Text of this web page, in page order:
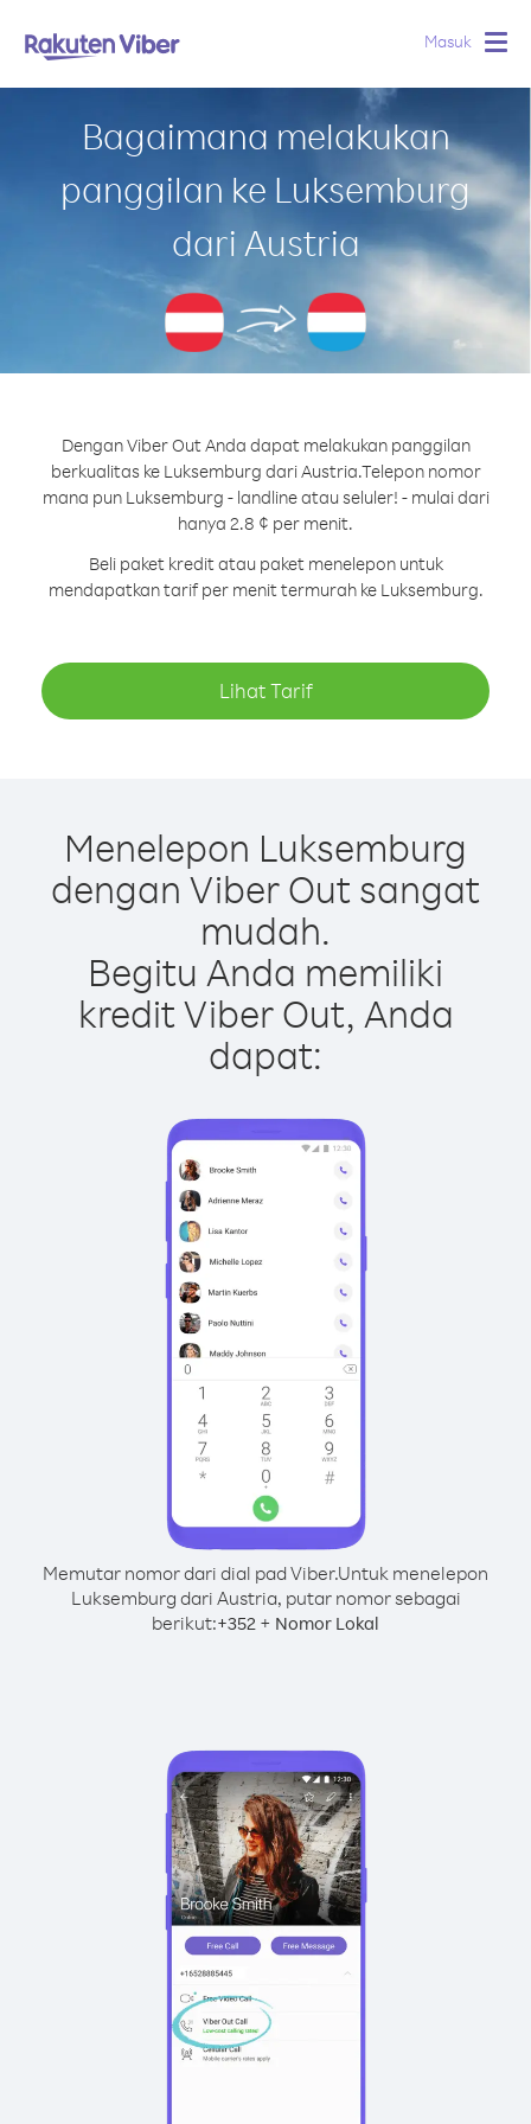
Masuk
Bagaimana melakukan
panggilan ke Luksemburg
dari Austria
Dengan Viber Out Anda dapat melakukan panggilan
berkualitas ke Luksemburg dari Austria.Telepon nomor
mana pun Luksemburg - landline atau seluler! - mulai dari
hanya 2.8 ¢ per menit.
Beli paket kredit atau paket menelepon untuk
mendapatkan tarif per menit termurah ke Luksemburg.
Lihat Tarif
Menelepon Luksemburg
dengan Viber Out sangat
mudah.
Begitu Anda memiliki
kredit Viber Out, Anda
dapat:
Memutar nomor dari dial pad Viber.Untuk menelepon
Luksemburg dari Austria, putar nomor sebagai
berikut:+352 + Nomor Lokal